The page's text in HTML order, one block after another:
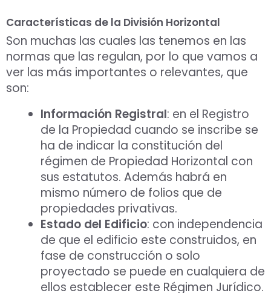
Características de la División Horizontal
Son muchas las cuales las tenemos en las
normas que las regulan, por lo que vamos a
ver las más importantes o relevantes, que
son:
Información Registral: en el Registro
de la Propiedad cuando se inscribe se
ha de indicar la constitución del
régimen de Propiedad Horizontal con
sus estatutos. Además habrá en
mismo número de folios que de
propiedades privativas.
Estado del Edificio: con independencia
de que el edificio este construidos, en
fase de construcción o solo
proyectado se puede en cualquiera de
ellos establecer este Régimen Jurídico.